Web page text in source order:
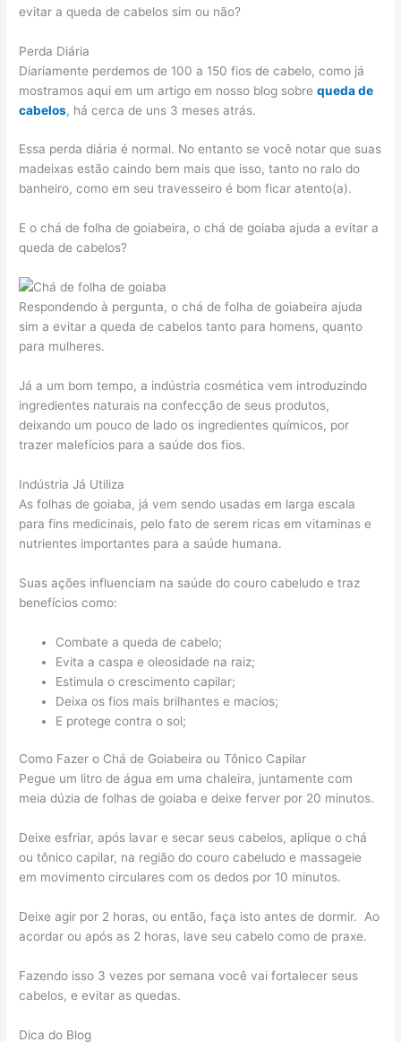
evitar a queda de cabelos sim ou não?
Perda Diária
Diariamente perdemos de 100 a 150 fios de cabelo, como já
mostramos aqui em um artigo em nosso blog sobrequeda de
cabelos, há cerca de uns 3 meses atrás.
Essa perda diária é normal. No entanto se você notar que suas
madeixas estão caindo bem mais que isso, tanto no ralo do
banheiro, como em seu travesseiro é bom ficar atento(a).
E o chá de folha de goiabeira, o chá de goiaba ajuda a evitar a
queda de cabelos?
Respondendo à pergunta, o chá de folha de goiabeira ajuda
sim a evitar a queda de cabelos tanto para homens, quanto
para mulheres.
Já a um bom tempo, a indústria cosmética vem introduzindo
ingredientes naturais na confecção de seus produtos,
deixando um pouco de lado os ingredientes químicos, por
trazer malefícios para a saúde dos fios.
Indústria Já Utiliza
As folhas de goiaba, já vem sendo usadas em larga escala
para fins medicinais, pelo fato de serem ricas em vitaminas e
nutrientes importantes para a saúde humana.
Suas ações influenciam na saúde do couro cabeludo e traz
benefícios como:
Combate a queda de cabelo;
Evita a caspa e oleosidade na raiz;
Estimula o crescimento capilar;
Deixa os fios mais brilhantes e macios;
E protege contra o sol;
Como Fazer o Chá de Goiabeira ou Tônico Capilar
Pegue um litro de água em uma chaleira, juntamente com
meia dúzia de folhas de goiaba e deixe ferver por 20 minutos.
Deixe esfriar, após lavar e secar seus cabelos, aplique o chá
ou tônico capilar, na região do couro cabeludo e massageie
em movimento circulares com os dedos por 10 minutos.
Deixe agir por 2 horas, ou então, faça isto antes de dormir. Ao
acordar ou após as 2 horas, lave seu cabelo como de praxe.
Fazendo isso 3 vezes por semana você vai fortalecer seus
cabelos, e evitar as quedas.
Dica do Blog